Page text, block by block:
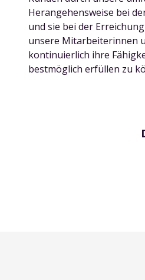
Herangehensweise bei
und sie bei der
unsere Mitarbeiterinnen
kontinuierlich ihre
bestmöglich erfüllen zu